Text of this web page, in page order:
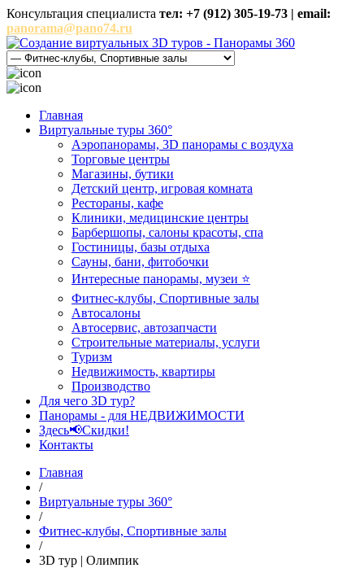
Консультация специалиста тел: +7 (912) 305-19-73 | email:
panorama@pano74.ru
Главная
Виртуальные туры 360°
Аэропанорамы, 3D панорамы с воздуха
Торговые центры
Магазины, бутики
Детский центр, игровая комната
Рестораны, кафе
Клиники, медицинские центры
Барбершопы, салоны красоты, спа
Гостиницы, базы отдыха
Сауны, бани, фитобочки
Интересные панорамы, музеи ⭐
Фитнес-клубы, Спортивные залы
Автосалоны
Автосервис, автозапчасти
Строительные материалы, услуги
Туризм
Недвижимость, квартиры
Производство
Для чего 3D тур?
Панорамы - для НЕДВИЖИМОСТИ
Здесь📢Скидки!
Контакты
Главная
/
Виртуальные туры 360°
/
Фитнес-клубы, Спортивные залы
/
3D тур | Олимпик